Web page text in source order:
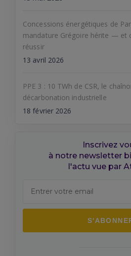
Concessions énergétiques de
mandature Grégoire hérite — et
réussir
13 avril 2026
PPE 3 : 10 TWh de CSR, le
décarbonation industrielle
18 février 2026
Inscrivez
à notre newsletter
l'actu vue par